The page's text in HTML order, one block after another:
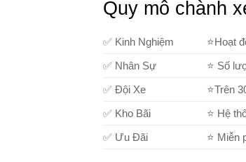
Quy mô chành
✅ Kinh Nghiệm
⭐Hoạt
✅ Nhân Sự
⭐ Số
✅ Đội Xe
⭐Trên
✅ Kho Bãi
⭐ Hệ
✅ Ưu Đãi
⭐ Miễn